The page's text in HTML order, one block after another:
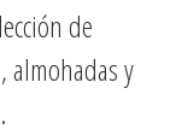
de
almohadas y